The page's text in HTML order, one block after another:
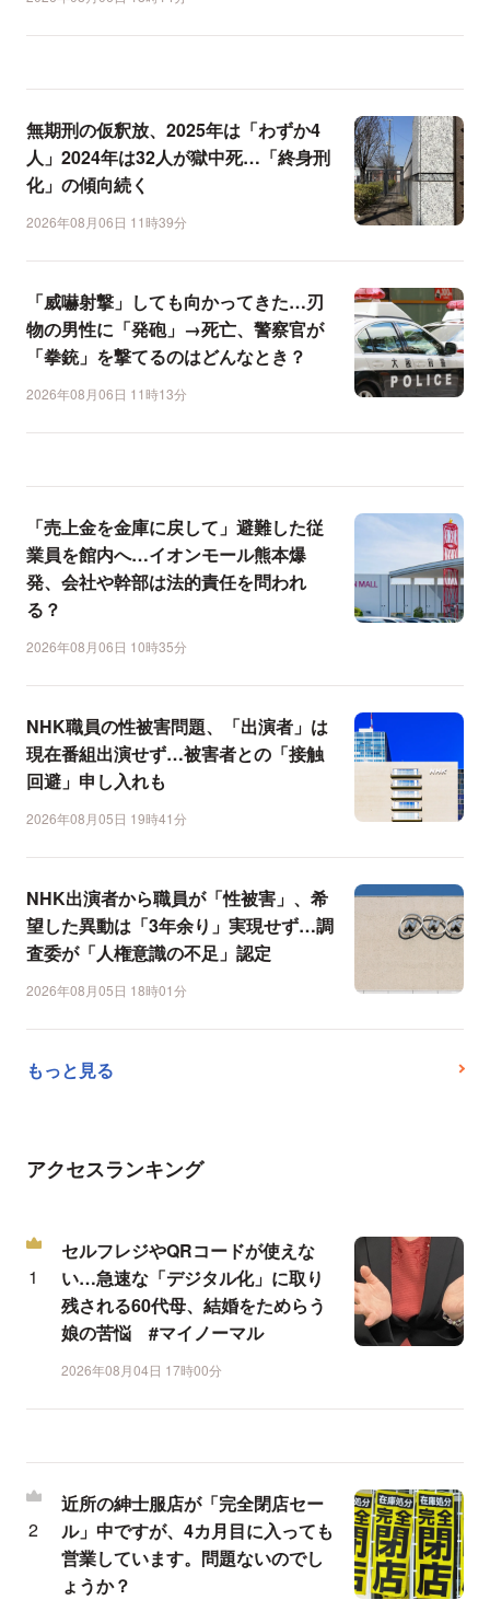
無期刑の仮釈放、2025年は「わずか4
人」2024年は32人が獄中死…「終身刑
化」の傾向続く
2026年08月06日 11時39分
「威嚇射撃」しても向かってきた…刃
物の男性に「発砲」→死亡、警察官が
「拳銃」を撃てるのはどんなとき？
2026年08月06日 11時13分
「売上金を金庫に戻して」避難した従
業員を館内へ…イオンモール熊本爆
発、会社や幹部は法的責任を問われ
る？
2026年08月06日 10時35分
NHK職員の性被害問題、「出演者」は
現在番組出演せず…被害者との「接触
回避」申し入れも
2026年08月05日 19時41分
NHK出演者から職員が「性被害」、希
望した異動は「3年余り」実現せず…調
査委が「人権意識の不足」認定
2026年08月05日 18時01分
もっと見る
アクセスランキング
セルフレジやQRコードが使えな
い…急速な「デジタル化」に取り
残される60代母、結婚をためらう
娘の苦悩 #マイノーマル
2026年08月04日 17時00分
近所の紳士服店が「完全閉店セー
ル」中ですが、4カ月目に入っても
営業しています。問題ないのでし
ょうか？